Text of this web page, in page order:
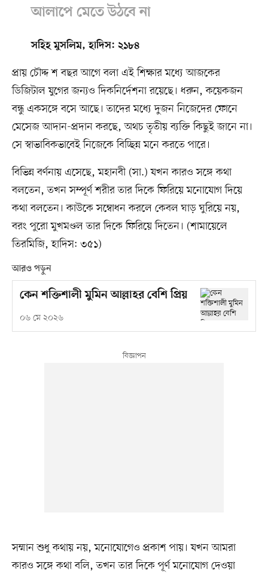
আলাপে মেতে উঠবে না
সহিহ মুসলিম, হাদিস: ২১৮৪
প্রায় চৌদ্দ শ বছর আগে বলা এই শিক্ষার মধ্যে আজকের
ডিজিটাল যুগের জন্যও দিকনির্দেশনা রয়েছে। ধরুন, কয়েকজন
বন্ধু একসঙ্গে বসে আছে। তাদের মধ্যে দুজন নিজেদের ফোনে
মেসেজ আদান-প্রদান করছে, অথচ তৃতীয় ব্যক্তি কিছুই জানে না।
সে স্বাভাবিকভাবেই নিজেকে বিচ্ছিন্ন মনে করতে পারে।
বিভিন্ন বর্ণনায় এসেছে, মহানবী (সা.) যখন কারও সঙ্গে কথা
বলতেন, তখন সম্পূর্ণ শরীর তার দিকে ফিরিয়ে মনোযোগ দিয়ে
কথা বলতেন। কাউকে সম্বোধন করলে কেবল ঘাড় ঘুরিয়ে নয়,
বরং পুরো মুখমণ্ডল তার দিকে ফিরিয়ে দিতেন। (শামায়েলে
তিরমিজি, হাদিস: ৩৫১)
আরও পড়ুন
কেন শক্তিশালী মুমিন আল্লাহর বেশি প্রিয়
০৬ মে ২০২৬
সম্মান শুধু কথায় নয়, মনোযোগেও প্রকাশ পায়। যখন আমরা
কারও সঙ্গে কথা বলি, তখন তার দিকে পূর্ণ মনোযোগ দেওয়া